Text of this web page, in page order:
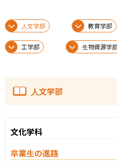
人文学部 教育学部
工学部 生物資源学
人文学部
文化学科
卒業生の進路